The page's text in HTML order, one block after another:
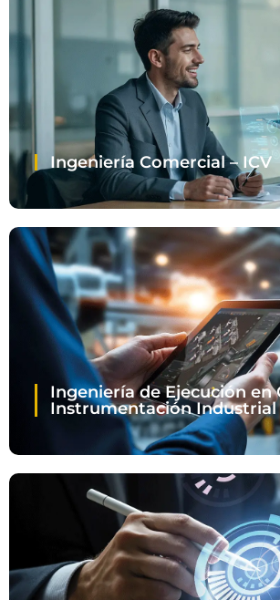
Ingeniería Comercial – ICV
Ingeniería de Ejecución en
Instrumentación Industrial